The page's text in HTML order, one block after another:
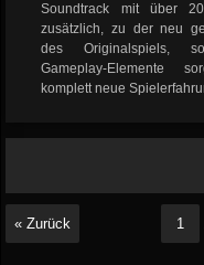
Soundtrack mit über
zusätzlich, zu der neu
des Originalspiels,
Gameplay-Elemente
komplett neue
« Zurück 1